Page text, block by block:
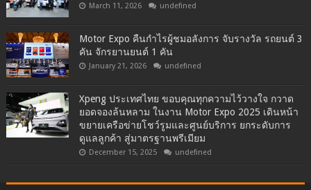
March 11, 2026 undefined
Motor Expo คืนกำไรผู้ชมอลังการ จับรางวัล รถยนต์ 3
คัน จักรยานยนต์ 1 คัน
January 21, 2026 undefined
Xpeng ประเทศไทย ขอบคุณทุกความไว้วางใจ กวาด
ยอดจองล้นหลาม ในงาน Motor Expo 2025 เดินหน้า
ขยายเครือข่ายโชว์รูมและศูนย์บริการ ยกระดับการ
ดูแลลูกค้า สู่มาตรฐานพรีเมียม
December 15, 2025 undefined